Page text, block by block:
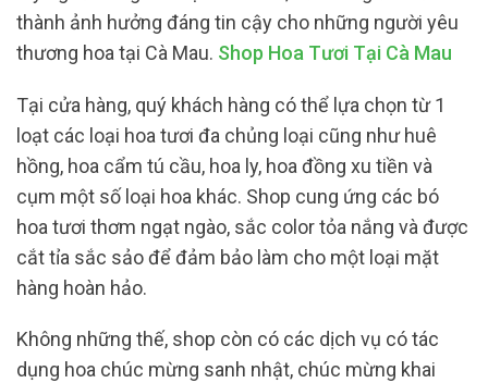
thành ảnh hưởng đáng tin cậy cho những người yêu
thương hoa tại Cà Mau. Shop Hoa Tươi Tại Cà Mau
Tại cửa hàng, quý khách hàng có thể lựa chọn từ 1
loạt các loại hoa tươi đa chủng loại cũng như huê
hồng, hoa cẩm tú cầu, hoa ly, hoa đồng xu tiền và
cụm một số loại hoa khác. Shop cung ứng các bó
hoa tươi thơm ngạt ngào, sắc color tỏa nắng và được
cắt tỉa sắc sảo để đảm bảo làm cho một loại mặt
hàng hoàn hảo.
Không những thế, shop còn có các dịch vụ có tác
dụng hoa chúc mừng sanh nhật, chúc mừng khai